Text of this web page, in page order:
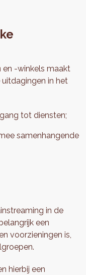
en -winkels maakt
in het
tot diensten;
samenhangende
in de
een
voorzieningen is,
hierbij een